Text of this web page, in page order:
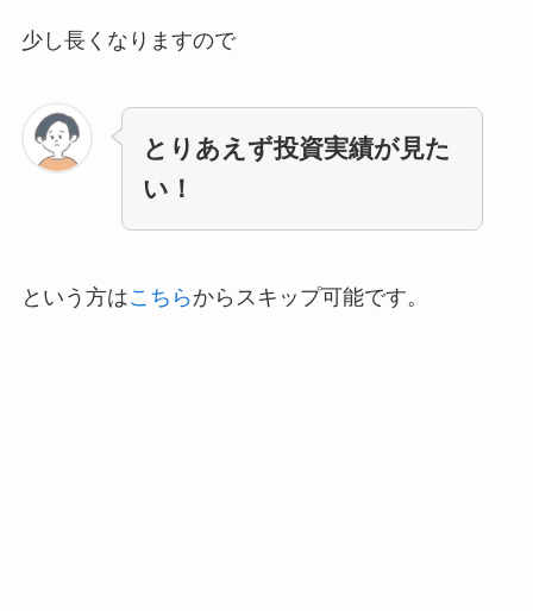
少し長くなりますので
とりあえず投資実績が見た
い！
という方はこちら からスキップ可能です。